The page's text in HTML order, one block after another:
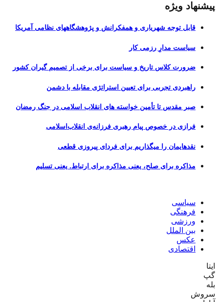
پیشنهاد ویژه
قابل توجه شهریاری و همفکرانش و پژوهشگاههای نظامی آمریکا
سیاست مدارِ رزمی کار
ضرورت کلاس تاریخ و سیاست برای برخی از تصمیم گیران کشور
راهبردی تجربی برای تعیین استراتژی مقابله با دشمن
صبر مقدس تا تأمین خواسته های انقلاب اسلامی در جنگ رمضان
فرازی در خصوص پیام رهبری فرزانه‌ی انقلاب‌اسلامی
نقدهایمان را میگذاریم برای فردای پیروزی قطعی
مذاکره برای صلح، یعنی مذاکره برای ارتباط. یعنی تسلیم
سیاسی
فرهنگی
ورزشی
بین الملل
عکس
اقتصادی
ایتا
گپ
بله
سروش